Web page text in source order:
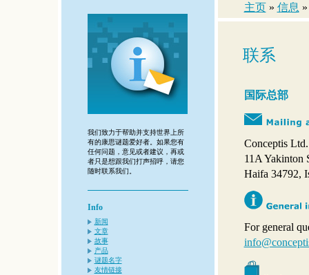
我们致力于帮助并支持世界上所
有的康思谜题爱好者。如果您有
任何问题，意见或者建议，再或
者只是想跟我们打声招呼，请您
随时联系我们。‎
Info
新闻
文章
故事
产品
谜题名字
友情链接
主页 » 信息
联系
国际总部
Conceptis Ltd.
11A Yakinton
Haifa 34792,
For general